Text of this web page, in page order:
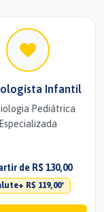
Infantil
Pediátrica
Especializada
de R$ 130,00
R$ 119,00*